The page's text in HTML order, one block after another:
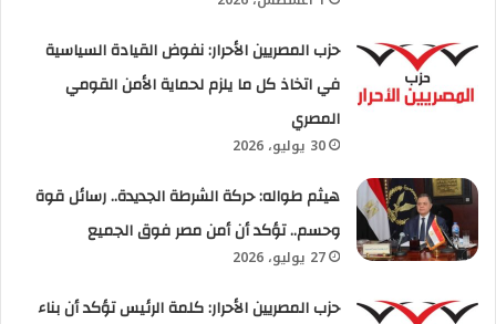
حزب المصريين الأحرار: نفوض القيادة السياسية
في اتخاذ كل ما يلزم لحماية الأمن القومي
المصري
30 يوليو، 2026
هيثم طواله: حركة الشرطة الجديدة.. رسائل قوة
وحسم.. تؤكد أن أمن مصر فوق الجميع
27 يوليو، 2026
حزب المصريين الأحرار: كلمة الرئيس تؤكد أن بناء